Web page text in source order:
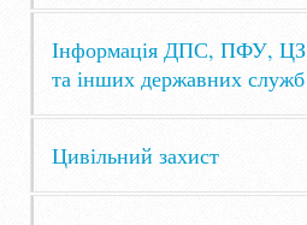
Інформація ДПС, ПФУ, ЦЗ
та інших державних служб
Цивільний захист